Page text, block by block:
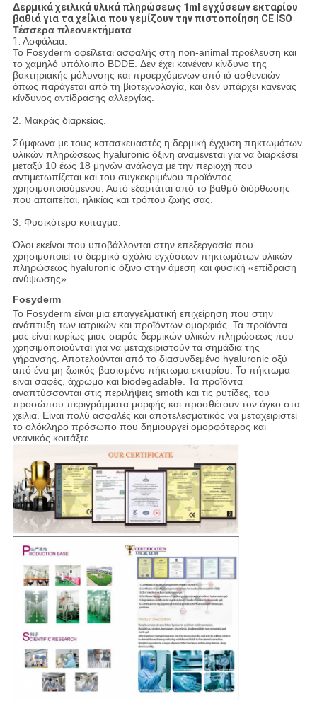
Δερμικά χειλικά υλικά πληρώσεως 1ml εγχύσεων εκταρίου
βαθιά για τα χείλια που γεμίζουν την πιστοποίηση CE ISO
Τέσσερα πλεονεκτήματα
1. Ασφάλεια.
Το Fosyderm οφείλεται ασφαλής στη non-animal προέλευση και
το χαμηλό υπόλοιπο BDDE. Δεν έχει κανέναν κίνδυνο της
βακτηριακής μόλυνσης και προερχόμενων από ιό ασθενειών
όπως παράγεται από τη βιοτεχνολογία, και δεν υπάρχει κανένας
κίνδυνος αντίδρασης αλλεργίας.
2. Μακράς διαρκείας.
Σύμφωνα με τους κατασκευαστές η δερμική έγχυση πηκτωμάτων
υλικών πληρώσεως hyaluronic όξινη αναμένεται για να διαρκέσει
μεταξύ 10 έως 18 μηνών ανάλογα με την περιοχή που
αντιμετωπίζεται και του συγκεκριμένου προϊόντος
χρησιμοποιούμενου. Αυτό εξαρτάται από το βαθμό διόρθωσης
που απαιτείται, ηλικίας και τρόπου ζωής σας.
3. Φυσικότερο κοίταγμα.
Όλοι εκείνοι που υποβάλλονται στην επεξεργασία που
χρησιμοποιεί το δερμικό σχόλιο εγχύσεων πηκτωμάτων υλικών
πληρώσεως hyaluronic όξινο στην άμεση και φυσική «επίδραση
ανύψωσης».
Fosyderm
Το Fosyderm είναι μια επαγγελματική επιχείρηση που στην
ανάπτυξη των ιατρικών και προϊόντων ομορφιάς. Τα προϊόντα
μας είναι κυρίως μιας σειράς δερμικών υλικών πληρώσεως που
χρησιμοποιούνται για να μεταχειριστούν τα σημάδια της
γήρανσης. Αποτελούνται από το διασυνδεμένο hyaluronic οξύ
από ένα μη ζωικός-βασισμένο πήκτωμα εκταρίου. Το πήκτωμα
είναι σαφές, άχρωμο και biodegadable. Τα προϊόντα
αναπτύσσονται στις περιλήψεις smoth και τις ρυτίδες, του
προσώπου περιγράμματα μορφής και προσθέτουν τον όγκο στα
χείλια. Είναι πολύ ασφαλές και αποτελεσματικός να μεταχειριστεί
το ολόκληρο πρόσωπο που δημιουργεί ομορφότερος και
νεανικός κοιτάξτε.